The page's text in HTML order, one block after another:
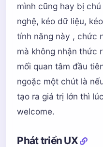
mình cũng hay bị
nghệ, kéo dữ liệu,
tính năng này , chức
mà không nhận thức
mối quan tâm đầu
ngoặc một chút là
tạo ra giá trị lớn thì
welcome.
Phát triển UX